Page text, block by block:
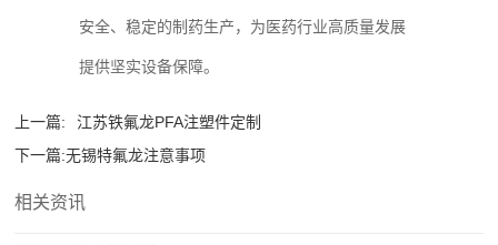
安全、稳定的制药生产，为医药行业高质量发展
提供坚实设备保障。
上一篇:
江苏铁氟龙PFA注塑件定制
下一篇:无锡特氟龙注意事项
相关资讯